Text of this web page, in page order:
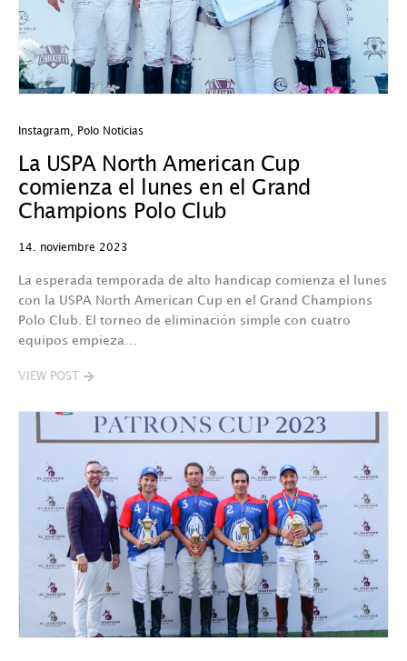
Instagram Polo Noticias
La USPA North American Cup
comienza el lunes en el Grand
Champions Polo Club
14. noviembre 2023
La esperada temporada de alto handicap comienza el lunes
con la USPA North American Cup en el Grand Champions
Polo Club. El torneo de eliminación simple con cuatro
equipos empieza…
VIEW POST